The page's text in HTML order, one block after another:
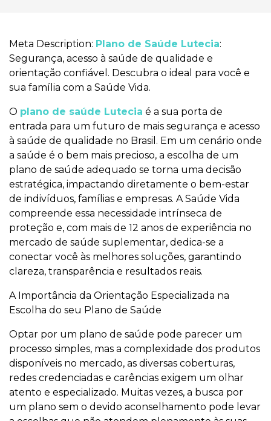
Meta Description: Plano de Saúde Lutecia:
Segurança, acesso à saúde de qualidade e
orientação confiável. Descubra o ideal para você e
sua família com a Saúde Vida.
O plano de saúde Lutecia é a sua porta de
entrada para um futuro de mais segurança e acesso
à saúde de qualidade no Brasil. Em um cenário onde
a saúde é o bem mais precioso, a escolha de um
plano de saúde adequado se torna uma decisão
estratégica, impactando diretamente o bem-estar
de indivíduos, famílias e empresas. A Saúde Vida
compreende essa necessidade intrínseca de
proteção e, com mais de 12 anos de experiência no
mercado de saúde suplementar, dedica-se a
conectar você às melhores soluções, garantindo
clareza, transparência e resultados reais.
A Importância da Orientação Especializada na
Escolha do seu Plano de Saúde
Optar por um plano de saúde pode parecer um
processo simples, mas a complexidade dos produtos
disponíveis no mercado, as diversas coberturas,
redes credenciadas e carências exigem um olhar
atento e especializado. Muitas vezes, a busca por
um plano sem o devido aconselhamento pode levar